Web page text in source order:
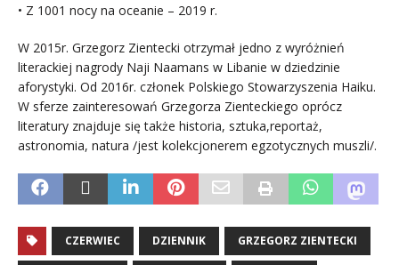
• Z 1001 nocy na oceanie – 2019 r.
W 2015r. Grzegorz Zientecki otrzymał jedno z wyróżnień
literackiej nagrody Naji Naamans w Libanie w dziedzinie
aforystyki. Od 2016r. członek Polskiego Stowarzyszenia Haiku.
W sferze zainteresowań Grzegorza Zienteckiego oprócz
literatury znajduje się także historia, sztuka,reportaż,
astronomia, natura /jest kolekcjonerem egzotycznych muszli/.
CZERWIEC DZIENNIK GRZEGORZ ZIENTECKI